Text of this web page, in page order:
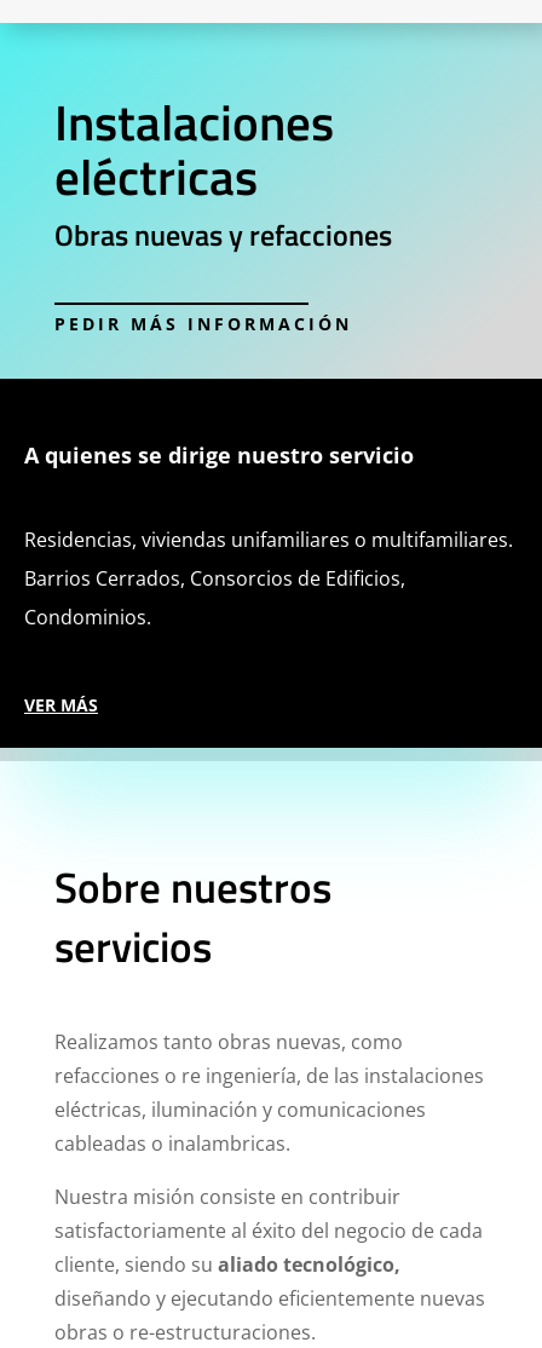
Instalaciones
eléctricas
Obras nuevas y refacciones
PEDIR MÁS INFORMACIÓN
A quienes se dirige nuestro servicio
Residencias, viviendas unifamiliares o multifamiliares.
Barrios Cerrados, Consorcios de Edificios,
Condominios.
VER MÁS
Sobre nuestros
servicios
Realizamos tanto obras nuevas, como
refacciones o re ingeniería, de las instalaciones
eléctricas, iluminación y comunicaciones
cableadas o inalambricas.
Nuestra misión consiste en contribuir
satisfactoriamente al éxito del negocio de cada
cliente, siendo su aliado tecnológico,
diseñando y ejecutando eficientemente nuevas
obras o re-estructuraciones.